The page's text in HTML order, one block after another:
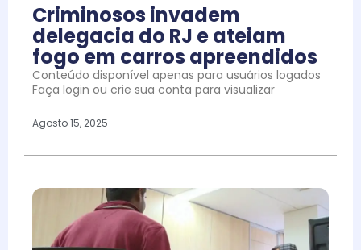
Criminosos invadem
delegacia do RJ e ateiam
fogo em carros apreendidos
Conteúdo disponível apenas para usuários logados
Faça login ou crie sua conta para visualizar
Agosto 15, 2025